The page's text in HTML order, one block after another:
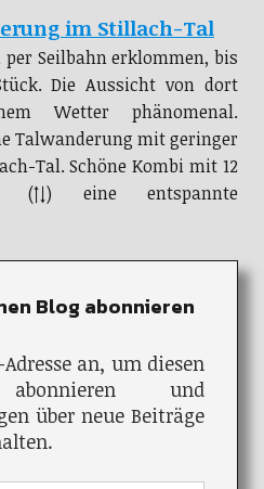
im Stillach-Tal
Seilbahn erklommen, bis
Die Aussicht von dort
Wetter phänomenal.
Talwanderung mit geringer
Tal. Schöne Kombi mit 12
eine entspannte
Blog abonnieren
an, um diesen
und
über neue Beiträge